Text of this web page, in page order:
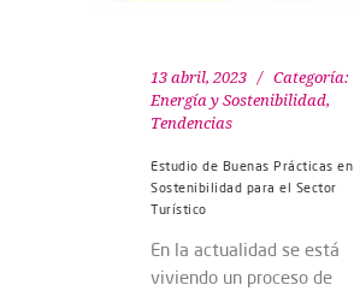
13 abril, 2023
Categoría:
Energía y Sostenibilidad,
Tendencias
Estudio de Buenas Prácticas en
Sostenibilidad para el Sector
Turístico
En la actualidad se está
viviendo un proceso de